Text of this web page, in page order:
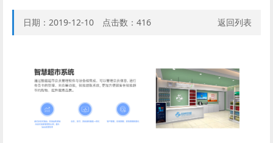
日期：2019-12-10 点击数： 416 返回列表